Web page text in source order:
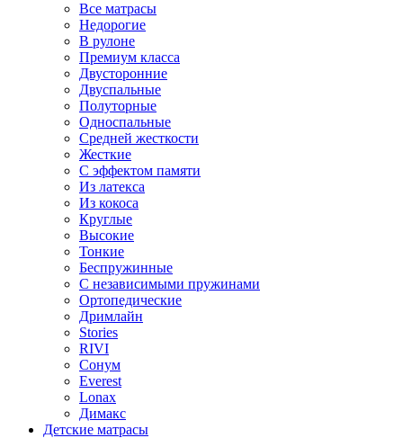
Все матрасы
Недорогие
В рулоне
Премиум класса
Двусторонние
Двуспальные
Полуторные
Односпальные
Средней жесткости
Жесткие
С эффектом памяти
Из латекса
Из кокоса
Круглые
Высокие
Тонкие
Беспружинные
С независимыми пружинами
Ортопедические
Дримлайн
Stories
RIVI
Сонум
Everest
Lonax
Димакс
Детские матрасы